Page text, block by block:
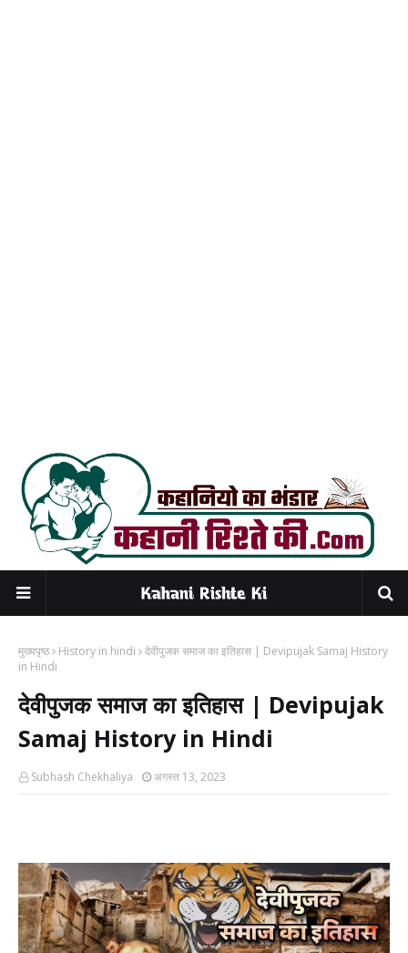
मुख्यपृष्ठ History in hindi
देवीपुजक समाज का इतिहास | Devipujak Samaj History
in Hindi
देवीपुजक समाज का इतिहास | Devipujak
Samaj History in Hindi
Subhash Chekhaliya अगस्त 13, 2023